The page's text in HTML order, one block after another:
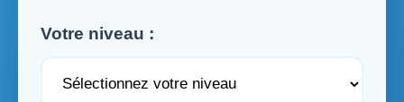
Votre niveau :